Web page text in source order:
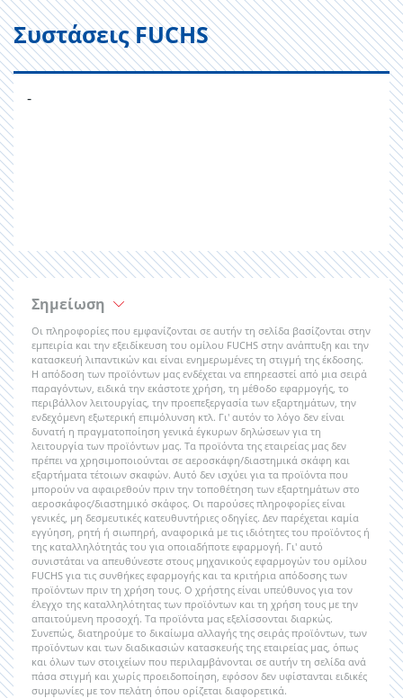
Συστάσεις FUCHS
-
Σημείωση
Οι πληροφορίες που εμφανίζονται σε αυτήν τη σελίδα βασίζονται στην
εμπειρία και την εξειδίκευση του ομίλου FUCHS στην ανάπτυξη και την
κατασκευή λιπαντικών και είναι ενημερωμένες τη στιγμή της έκδοσης.
Η απόδοση των προϊόντων μας ενδέχεται να επηρεαστεί από μια σειρά
παραγόντων, ειδικά την εκάστοτε χρήση, τη μέθοδο εφαρμογής, το
περιβάλλον λειτουργίας, την προεπεξεργασία των εξαρτημάτων, την
ενδεχόμενη εξωτερική επιμόλυνση κτλ. Γι' αυτόν το λόγο δεν είναι
δυνατή η πραγματοποίηση γενικά έγκυρων δηλώσεων για τη
λειτουργία των προϊόντων μας. Τα προϊόντα της εταιρείας μας δεν
πρέπει να χρησιμοποιούνται σε αεροσκάφη/διαστημικά σκάφη και
εξαρτήματα τέτοιων σκαφών. Αυτό δεν ισχύει για τα προϊόντα που
μπορούν να αφαιρεθούν πριν την τοποθέτηση των εξαρτημάτων στο
αεροσκάφος/διαστημικό σκάφος. Οι παρούσες πληροφορίες είναι
γενικές, μη δεσμευτικές κατευθυντήριες οδηγίες. Δεν παρέχεται καμία
εγγύηση, ρητή ή σιωπηρή, αναφορικά με τις ιδιότητες του προϊόντος ή
της καταλληλότητάς του για οποιαδήποτε εφαρμογή. Γι' αυτό
συνιστάται να απευθύνεστε στους μηχανικούς εφαρμογών του ομίλου
FUCHS για τις συνθήκες εφαρμογής και τα κριτήρια απόδοσης των
προϊόντων πριν τη χρήση τους. Ο χρήστης είναι υπεύθυνος για τον
έλεγχο της καταλληλότητας των προϊόντων και τη χρήση τους με την
απαιτούμενη προσοχή. Τα προϊόντα μας εξελίσσονται διαρκώς.
Συνεπώς, διατηρούμε το δικαίωμα αλλαγής της σειράς προϊόντων, των
προϊόντων και των διαδικασιών κατασκευής της εταιρείας μας, όπως
και όλων των στοιχείων που περιλαμβάνονται σε αυτήν τη σελίδα ανά
πάσα στιγμή και χωρίς προειδοποίηση, εφόσον δεν υφίστανται ειδικές
συμφωνίες με τον πελάτη όπου ορίζεται διαφορετικά.